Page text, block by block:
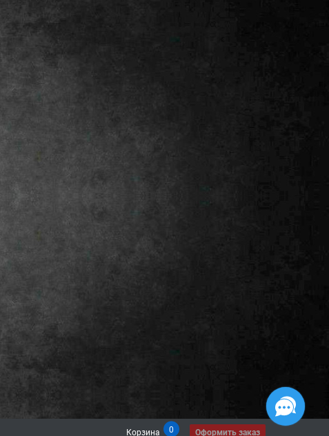
Корзина 0 Оформить заказ